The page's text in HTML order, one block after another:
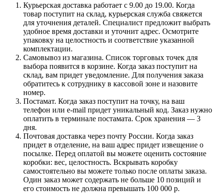
Курьерская доставка работает с 9.00 до 19.00. Когда
товар поступит на склад, курьерская служба свяжется
для уточнения деталей. Специалист предложит выбрать
удобное время доставки и уточнит адрес. Осмотрите
упаковку на целостность и соответствие указанной
комплектации.
Самовывоз из магазина. Список торговых точек для
выбора появится в корзине. Когда заказ поступит на
склад, вам придет уведомление. Для получения заказа
обратитесь к сотруднику в кассовой зоне и назовите
номер.
Постамат. Когда заказ поступит на точку, на ваш
телефон или e-mail придет уникальный код. Заказ нужно
оплатить в терминале постамата. Срок хранения — 3
дня.
Почтовая доставка через почту России. Когда заказ
придет в отделение, на ваш адрес придет извещение о
посылке. Перед оплатой вы можете оценить состояние
коробки: вес, целостность. Вскрывать коробку
самостоятельно вы можете только после оплаты заказа.
Один заказ может содержать не больше 10 позиций и
его стоимость не должна превышать 100 000 р.